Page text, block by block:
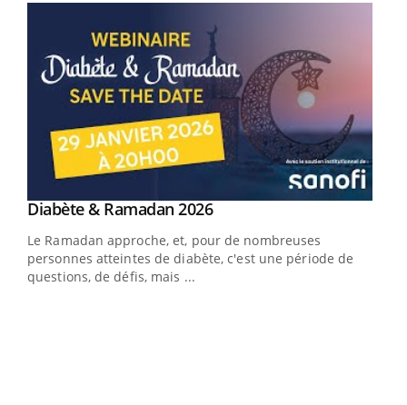
Youtube
Diabète & Ramadan 2026Youtube
Le Ramadan approche, et, pour de nombreuses
personnes atteintes de diabète, c'est une période de
questions, de défis, mais ...